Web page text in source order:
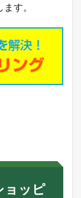
す。
ョッピ